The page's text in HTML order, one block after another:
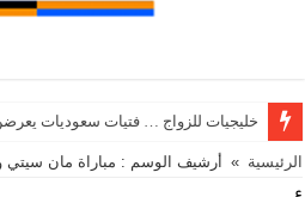
خليجيات للزواج … فتيات سعوديات
الرئيسية » أرشيف الوسم : مباراة مان سيتي